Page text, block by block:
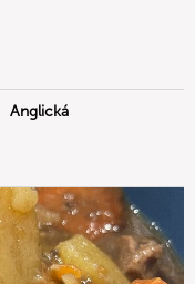
Anglická